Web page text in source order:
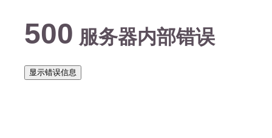
500 服务器内部错误